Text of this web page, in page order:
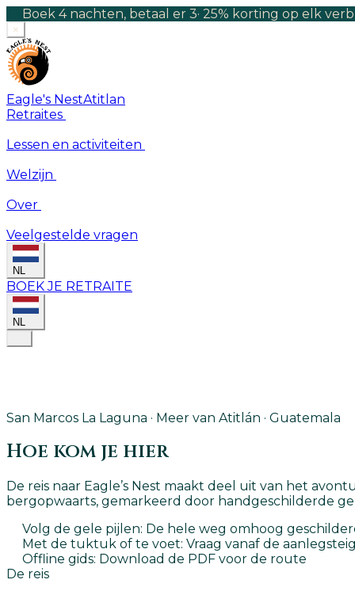
Boek 4 nachten, betaal er 3· 25% korting op elk
×
Eagle's NestAtitlan
Retraites
Lessen en activiteiten
Welzijn
Over
Veelgestelde vragen
NL
BOEK JE RETRAITE
NL
San Marcos La Laguna · Meer van Atitlán · Guatemala
Hoe kom je hier
De reis naar Eagle’s Nest maakt deel uit van het
bergopwaarts, gemarkeerd door handgeschilderde
Volg de gele pijlen: De hele weg omhoog
Met de tuktuk of te voet: Vraag vanaf de
Offline gids: Download de PDF voor de route
De reis